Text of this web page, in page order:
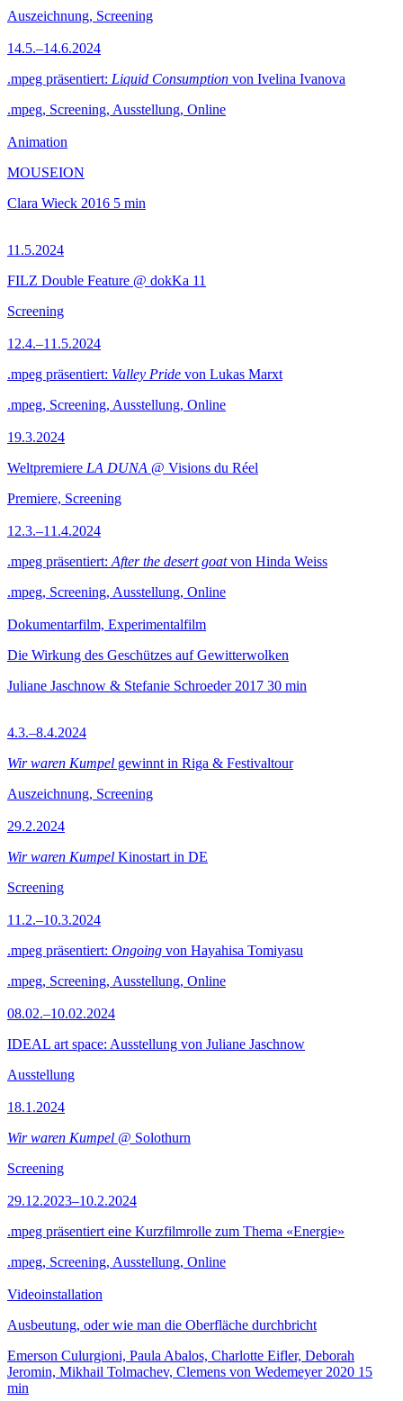
Auszeichnung, Screening
14.5.–14.6.2024
.mpeg präsentiert: Liquid Consumption von Ivelina Ivanova
.mpeg, Screening, Ausstellung, Online
Animation
MOUSEION
Clara Wieck 2016 5 min
11.5.2024
FILZ Double Feature @ dokKa 11
Screening
12.4.–11.5.2024
.mpeg präsentiert: Valley Pride von Lukas Marxt
.mpeg, Screening, Ausstellung, Online
19.3.2024
Weltpremiere LA DUNA @ Visions du Réel
Premiere, Screening
12.3.–11.4.2024
.mpeg präsentiert: After the desert goatvon Hinda Weiss
.mpeg, Screening, Ausstellung, Online
Dokumentarfilm, Experimentalfilm
Die Wirkung des Geschützes auf Gewitterwolken
Juliane Jaschnow & Stefanie Schroeder 2017 30 min
4.3.–8.4.2024
Wir waren Kumpel gewinnt in Riga & Festivaltour
Auszeichnung, Screening
29.2.2024
Wir waren Kumpel Kinostart in DE
Screening
11.2.–10.3.2024
.mpeg präsentiert: Ongoing von Hayahisa Tomiyasu
.mpeg, Screening, Ausstellung, Online
08.02.–10.02.2024
IDEAL art space: Ausstellung von Juliane Jaschnow
Ausstellung
18.1.2024
Wir waren Kumpel @ Solothurn
Screening
29.12.2023–10.2.2024
.mpeg präsentiert eine Kurzfilmrolle zum Thema «Energie»
.mpeg, Screening, Ausstellung, Online
Videoinstallation
Ausbeutung, oder wie man die Oberfläche durchbricht
Emerson Culurgioni, Paula Abalos, Charlotte Eifler, Deborah
Jeromin, Mikhail Tolmachev, Clemens von Wedemeyer 2020 15
min